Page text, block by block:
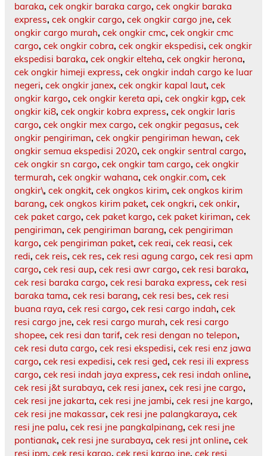
baraka, cek ongkir baraka cargo, cek ongkir baraka
express, cek ongkir cargo, cek ongkir cargo jne, cek
ongkir cargo murah, cek ongkir cmc, cek ongkir cmc
cargo, cek ongkir cobra, cek ongkir ekspedisi, cek ongkir
ekspedisi baraka, cek ongkir elteha, cek ongkir herona,
cek ongkir himeji express, cek ongkir indah cargo ke luar
negeri, cek ongkir janex, cek ongkir kapal laut, cek
ongkir kargo, cek ongkir kereta api, cek ongkir kgp, cek
ongkir ki8, cek ongkir kobra express, cek ongkir laris
cargo, cek ongkir mex cargo, cek ongkir pegasus, cek
ongkir pengiriman, cek ongkir pengiriman hewan, cek
ongkir semua ekspedisi 2020, cek ongkir sentral cargo,
cek ongkir sn cargo, cek ongkir tam cargo, cek ongkir
termurah, cek ongkir wahana, cek ongkir.com, cek
ongkir\, cek ongkit, cek ongkos kirim, cek ongkos kirim
barang, cek ongkos kirim paket, cek ongkri, cek onkir,
cek paket cargo, cek paket kargo, cek paket kiriman, cek
pengiriman, cek pengiriman barang, cek pengiriman
kargo, cek pengiriman paket, cek reai, cek reasi, cek
redi, cek reis, cek res, cek resi agung cargo, cek resi apm
cargo, cek resi aup, cek resi awr cargo, cek resi baraka,
cek resi baraka cargo, cek resi baraka express, cek resi
baraka tama, cek resi barang, cek resi bes, cek resi
buana raya, cek resi cargo, cek resi cargo indah, cek
resi cargo jne, cek resi cargo murah, cek resi cargo
shopee, cek resi dan tarif, cek resi dengan no telepon,
cek resi duta cargo, cek resi ekspedisi, cek resi enz jawa
cargo, cek resi expedisi, cek resi ged, cek resi ili express
cargo, cek resi indah jaya express, cek resi indah online,
cek resi j&t surabaya, cek resi janex, cek resi jne cargo,
cek resi jne jakarta, cek resi jne jambi, cek resi jne kargo,
cek resi jne makassar, cek resi jne palangkaraya, cek
resi jne palu, cek resi jne pangkalpinang, cek resi jne
pontianak, cek resi jne surabaya, cek resi jnt online, cek
resi jpm, cek resi kargo, cek resi kargo jne, cek resi